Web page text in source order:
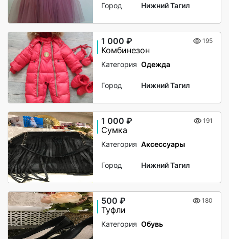
Город Нижний Тагил
1 000 ₽ 195
Комбинезон
Категория Одежда
Город Нижний Тагил
1 000 ₽ 191
Сумка
Категория Аксессуары
Город Нижний Тагил
500 ₽ 180
Туфли
Категория Обувь